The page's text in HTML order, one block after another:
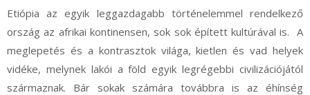
Etiópia az egyik leggazdagabb történelemmel rendelkező
ország az afrikai kontinensen, sok sok épített kultúrával is. A
meglepetés és a kontrasztok világa, kietlen és vad helyek
vidéke, melynek lakói a föld egyik legrégebbi civilizációjától
származnak. Bár sokak számára továbbra is az éhínség